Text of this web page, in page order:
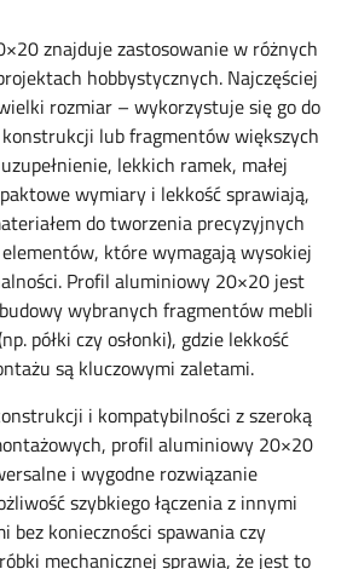
znajduje zastosowanie w różnych
hobbystycznych. Najczęściej
rozmiar – wykorzystuje się go do
lub fragmentów większych
lekkich ramek, małej
wymiary i lekkość sprawiają,
do tworzenia precyzyjnych
elementów, które wymagają wysokiej
Profil aluminiowy 20×20 jest
wybranych fragmentów mebli
półki czy osłonki), gdzie lekkość
są kluczowymi zaletami.
i kompatybilności z szeroką
profil aluminiowy 20×20
i wygodne rozwiązanie
szybkiego łączenia z innymi
bez konieczności spawania czy
mechanicznej sprawia, że jest to